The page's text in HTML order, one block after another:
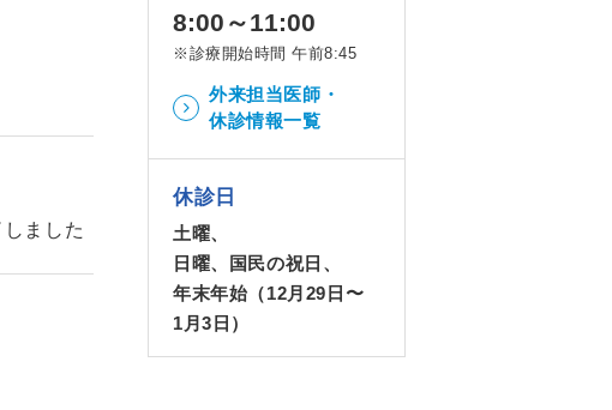
ました
8:00～11:00
※診療開始時間 午前8:45
外来担当医師・
休診情報一覧
休診日
土曜、
日曜、国民の祝日、
年末年始（12月29日〜
1月3日）